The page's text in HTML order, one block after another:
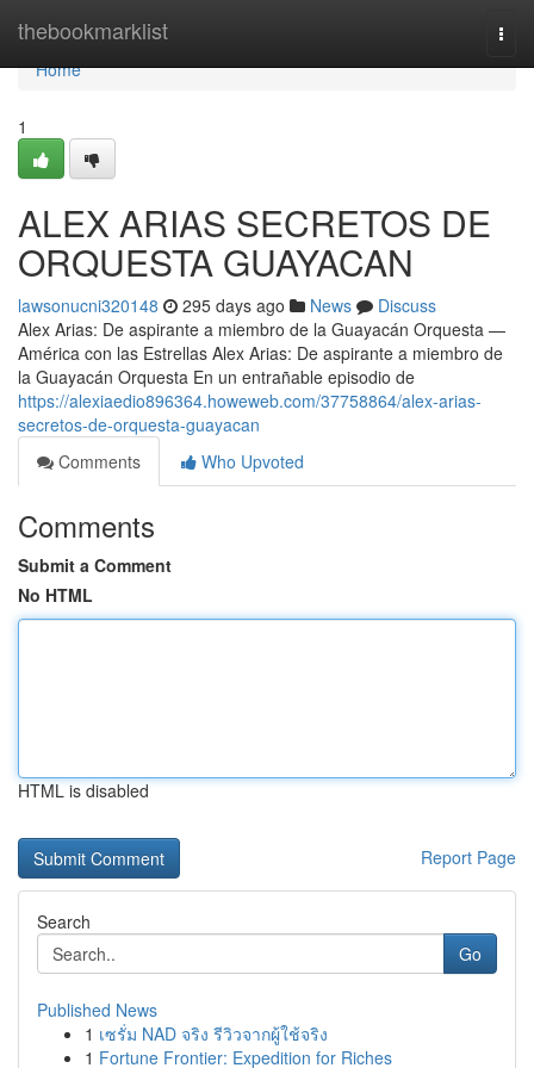
thebookmarklist
Home
Home
1
ALEX ARIAS SECRETOS DE
ORQUESTA GUAYACAN
lawsonucni320148 295 days ago News
Discuss
Alex Arias: De aspirante a miembro de la Guayacán Orquesta —
América con las Estrellas Alex Arias: De aspirante a miembro de
la Guayacán Orquesta En un entrañable episodio de
https://alexiaedio896364.howeweb.com/37758864/alex-arias-
secretos-de-orquesta-guayacan
Comments
Who Upvoted
Comments
Submit a Comment
No HTML
HTML is disabled
Report Page
Search
Go
Published News
1 เซรั่ม NAD จริง รีวิวจากผู้ใช้จริง
1 Fortune Frontier: Expedition for Riches